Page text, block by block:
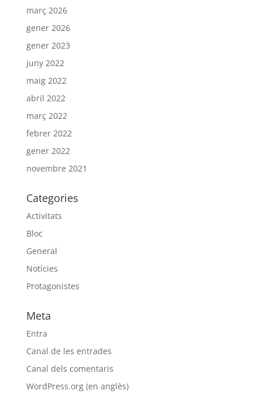
març 2026
gener 2026
gener 2023
juny 2022
maig 2022
abril 2022
març 2022
febrer 2022
gener 2022
novembre 2021
Categories
Activitats
Bloc
General
Notícies
Protagonistes
Meta
Entra
Canal de les entrades
Canal dels comentaris
WordPress.org (en anglès)